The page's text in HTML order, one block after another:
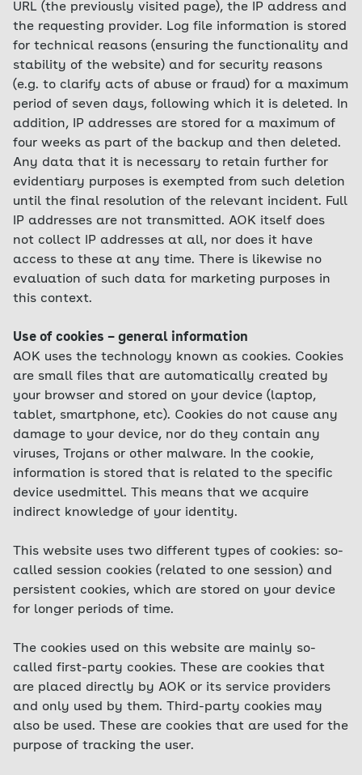
URL (the previously visited page), the IP address and
the requesting provider. Log file information is stored
for technical reasons (ensuring the functionality and
stability of the website) and for security reasons
(e.g. to clarify acts of abuse or fraud) for a maximum
period of seven days, following which it is deleted. In
addition, IP addresses are stored for a maximum of
four weeks as part of the backup and then deleted.
Any data that it is necessary to retain further for
evidentiary purposes is exempted from such deletion
until the final resolution of the relevant incident. Full
IP addresses are not transmitted. AOK itself does
not collect IP addresses at all, nor does it have
access to these at any time. There is likewise no
evaluation of such data for marketing purposes in
this context.
Use of cookies – general information
AOK uses the technology known as cookies. Cookies
are small files that are automatically created by
your browser and stored on your device (laptop,
tablet, smartphone, etc). Cookies do not cause any
damage to your device, nor do they contain any
viruses, Trojans or other malware. In the cookie,
information is stored that is related to the specific
device usedmittel. This means that we acquire
indirect knowledge of your identity.
This website uses two different types of cookies: so-
called session cookies (related to one session) and
persistent cookies, which are stored on your device
for longer periods of time.
The cookies used on this website are mainly so-
called first-party cookies. These are cookies that
are placed directly by AOK or its service providers
and only used by them. Third-party cookies may
also be used. These are cookies that are used for the
purpose of tracking the user.